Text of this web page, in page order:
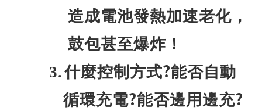
造成電池發熱加速老化，
鼓包甚至爆炸！
3.什麼控制方式?能否自動
循環充電?能否邊用邊充?